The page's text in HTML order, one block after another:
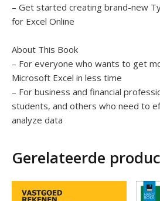
– Get started creating brand-new
for Excel Online
About This Book
– For everyone who wants to get
Microsoft Excel in less time
– For business and financial
students, and others who need to
analyze data
Gerelateerde